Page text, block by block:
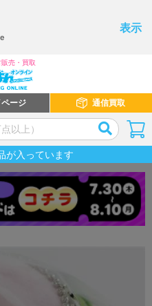
表示
売・買取
ページ 通信買取
が入っています